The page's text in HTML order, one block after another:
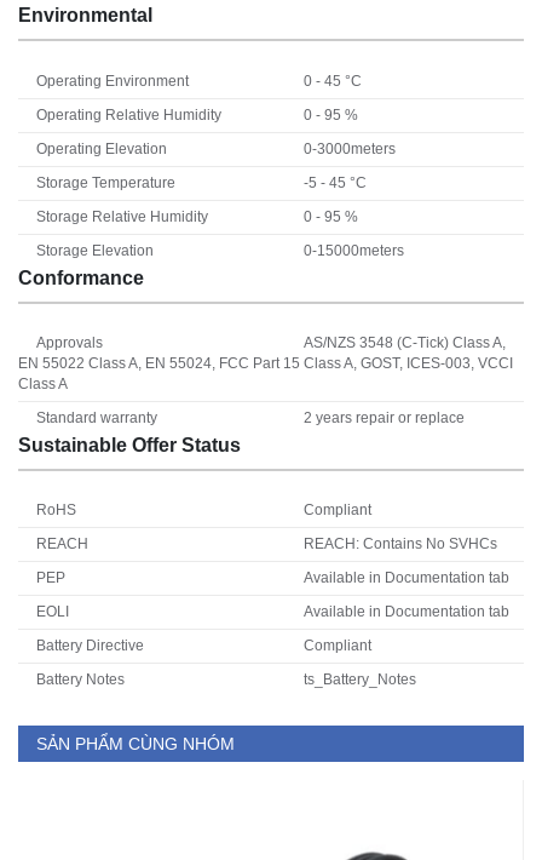
Environmental
Operating Environment
0 - 45 °C
Operating Relative Humidity
0 - 95 %
Operating Elevation
0-3000meters
Storage Temperature
-5 - 45 °C
Storage Relative Humidity
0 - 95 %
Storage Elevation
0-15000meters
Conformance
Approvals
AS/NZS 3548 (C-Tick) Class A,
EN 55022 Class A, EN 55024, FCC Part 15 Class A, GOST, ICES-003, VCCI
Class A
Standard warranty
2 years repair or replace
Sustainable Offer Status
RoHS
Compliant
REACH
REACH: Contains No SVHCs
PEP
Available in Documentation tab
EOLI
Available in Documentation tab
Battery Directive
Compliant
Battery Notes
ts_Battery_Notes
SẢN PHẨM CÙNG NHÓM